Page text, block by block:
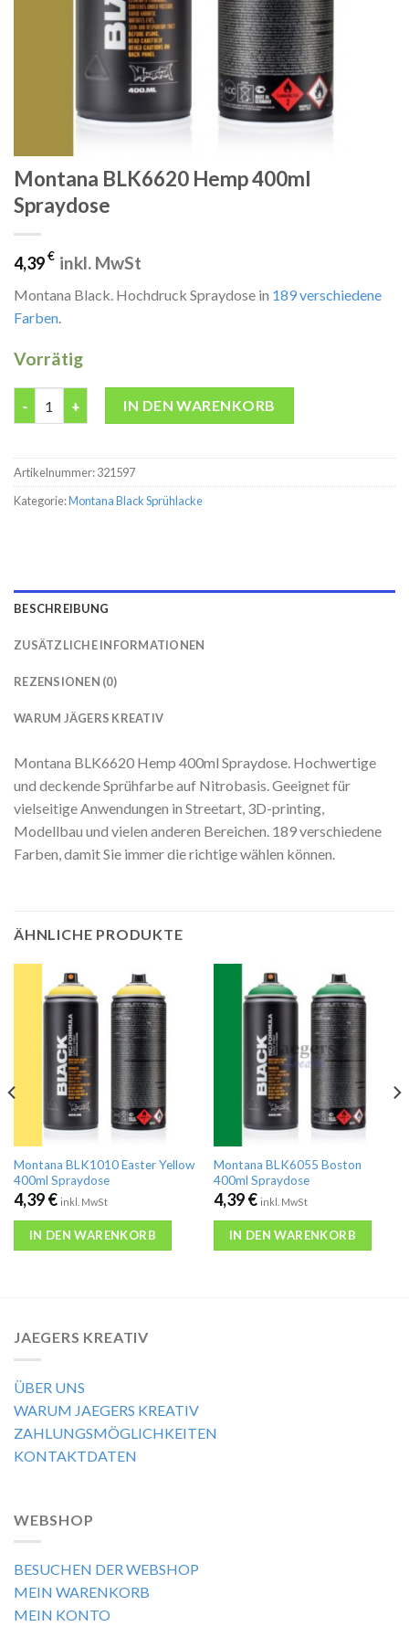
Montana BLK6620 Hemp 400ml
Spraydose
4,39€ inkl. MwSt
Montana Black. Hochdruck Spraydose in 189 verschiedene
Farben.
Vorrätig
IN DEN WARENKORB
Artikelnummer:321597
Kategorie:Montana Black Sprühlacke
BESCHREIBUNG
ZUSÄTZLICHE INFORMATIONEN
REZENSIONEN (0)
WARUM JÄGERS KREATIV
Montana BLK6620 Hemp 400ml Spraydose. Hochwertige
und deckende Sprühfarbe auf Nitrobasis. Geeignet für
vielseitige Anwendungen in Streetart, 3D-printing,
Modellbau und vielen anderen Bereichen. 189 verschiedene
Farben, damit Sie immer die richtige wählen können.
ÄHNLICHE PRODUKTE
Montana BLK1010 Easter Yellow
400ml Spraydose
4,39€ inkl. MwSt
IN DEN WARENKORB
Montana BLK6055 Boston
400ml Spraydose
4,39€ inkl. MwSt
IN DEN WARENKORB
JAEGERS KREATIV
ÜBER UNS
WARUM JAEGERS KREATIV
ZAHLUNGSMÖGLICHKEITEN
KONTAKTDATEN
WEBSHOP
BESUCHEN DER WEBSHOP
MEIN WARENKORB
MEIN KONTO